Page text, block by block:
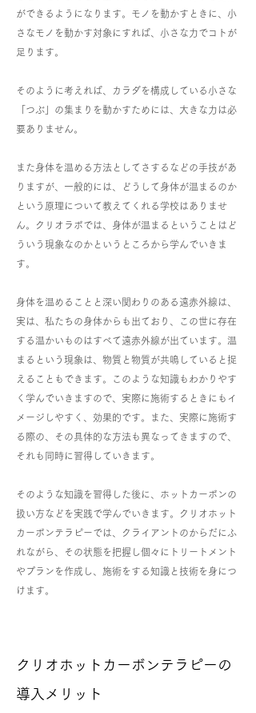
ができるようになります。モノを動かすときに、小
さなモノを動かす対象にすれば、小さな力でコトが
足ります。
そのように考えれば、カラダを構成している小さな
「つぶ」の集まりを動かすためには、大きな力は必
要ありません。
また身体を温める方法としてさするなどの手技があ
りますが、一般的には、どうして身体が温まるのか
という原理について教えてくれる学校はありませ
ん。クリオラボでは、身体が温まるということはど
ういう現象なのかというところから学んでいきま
す。
身体を温めることと深い関わりのある遠赤外線は、
実は、私たちの身体からも出ており、この世に存在
する温かいものはすべて遠赤外線が出ています。温
まるという現象は、物質と物質が共鳴していると捉
えることもできます。このような知識もわかりやす
く学んでいきますので、実際に施術するときにもイ
メージしやすく、効果的です。また、実際に施術す
る際の、その具体的な方法も異なってきますので、
それも同時に習得していきます。
そのような知識を習得した後に、ホットカーボンの
扱い方などを実践で学んでいきます。クリオホット
カーボンテラピーでは、クライアントのからだにふ
れながら、その状態を把握し個々にトリートメント
やプランを作成し、施術をする知識と技術を身につ
けます。
クリオホットカーボンテラピーの
導入メリット